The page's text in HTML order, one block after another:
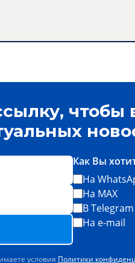
чтобы
Как Вы
На
На MAX
В Telegram
На e-mail
условия Политики